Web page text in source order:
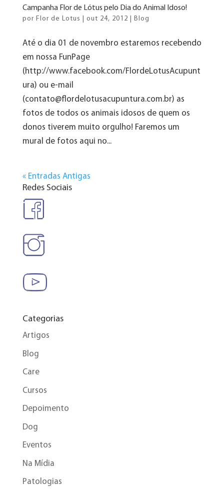
Campanha Flor de Lótus pelo Dia do Animal Idoso!
por Flor de Lotus out 24, 2012 Blog
Até o dia 01 de novembro estaremos recebendo
em nossa FunPage
(http://www.facebook.com/FlordeLotusAcupunt
ura) ou e-mail
(contato@flordelotusacupuntura.com.br) as
fotos de todos os animais idosos de quem os
donos tiverem muito orgulho! Faremos um
mural de fotos aqui no...
« Entradas Antigas
Redes Sociais
Categorias
Artigos
Blog
Care
Cursos
Depoimento
Dog
Eventos
Na Mídia
Patologias